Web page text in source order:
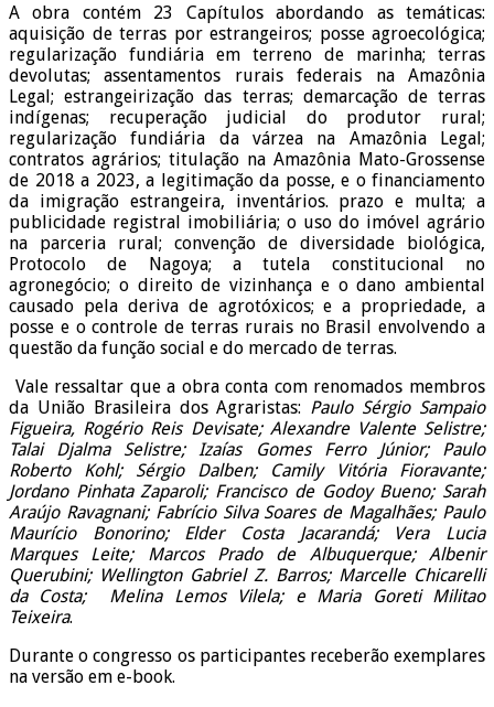
A obra contém 23 Capítulos abordando as temáticas:
aquisição de terras por estrangeiros; posse agroecológica;
regularização fundiária em terreno de marinha; terras
devolutas; assentamentos rurais federais na Amazônia
Legal; estrangeirização das terras; demarcação de terras
indígenas; recuperação judicial do produtor rural;
regularização fundiária da várzea na Amazônia Legal;
contratos agrários; titulação na Amazônia Mato-Grossense
de 2018 a 2023, a legitimação da posse, e o financiamento
da imigração estrangeira, inventários. prazo e multa; a
publicidade registral imobiliária; o uso do imóvel agrário
na parceria rural; convenção de diversidade biológica,
Protocolo de Nagoya; a tutela constitucional no
agronegócio; o direito de vizinhança e o dano ambiental
causado pela deriva de agrotóxicos; e a propriedade, a
posse e o controle de terras rurais no Brasil envolvendo a
questão da função social e do mercado de terras.
Vale ressaltar que a obra conta com renomados membros
da União Brasileira dos Agraristas: Paulo Sérgio Sampaio
Figueira, Rogério Reis Devisate; Alexandre Valente Selistre;
Talai Djalma Selistre; Izaías Gomes Ferro Júnior; Paulo
Roberto Kohl; Sérgio Dalben; Camily Vitória Fioravante;
Jordano Pinhata Zaparoli; Francisco de Godoy Bueno; Sarah
Araújo Ravagnani; Fabrício Silva Soares de Magalhães; Paulo
Maurício Bonorino; Elder Costa Jacarandá; Vera Lucia
Marques Leite; Marcos Prado de Albuquerque; Albenir
Querubini; Wellington Gabriel Z. Barros; Marcelle Chicarelli
da Costa; Melina Lemos Vilela; e Maria Goreti Militao
Teixeira.
Durante o congresso os participantes receberão exemplares
na versão em e-book.